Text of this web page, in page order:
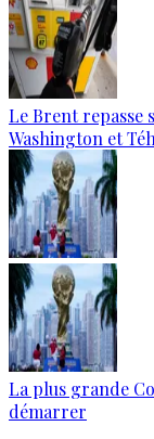
Le Brent repasse
Washington et
La plus grande
démarrer